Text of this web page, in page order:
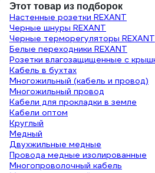
Этот товар из подборок
Настенные розетки REXANT
Черные шнуры REXANT
Черные терморегуляторы REXANT
Белые переходники REXANT
Розетки влагозащищенные с
Кабель в бухтах
Многожильный (кабель и провод)
Многожильный провод
Кабели для прокладки в земле
Кабели оптом
Круглый
Медный
Двухжильные медные
Провода медные изолированные
Многопроволочный кабель